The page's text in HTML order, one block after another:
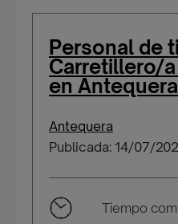
Personal de
Carretillero/
en Antequera
Antequera
Publicada: 14/07/
Tiempo